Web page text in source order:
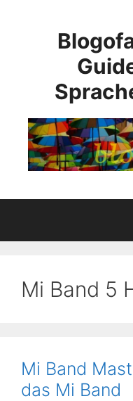
Mi Band 5
Mi Band
das Mi Band